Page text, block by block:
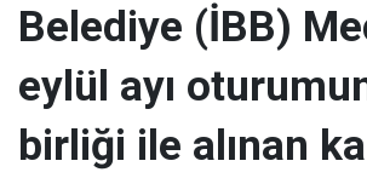
Belediye (İBB)
eylül ayı
birliği ile alınan